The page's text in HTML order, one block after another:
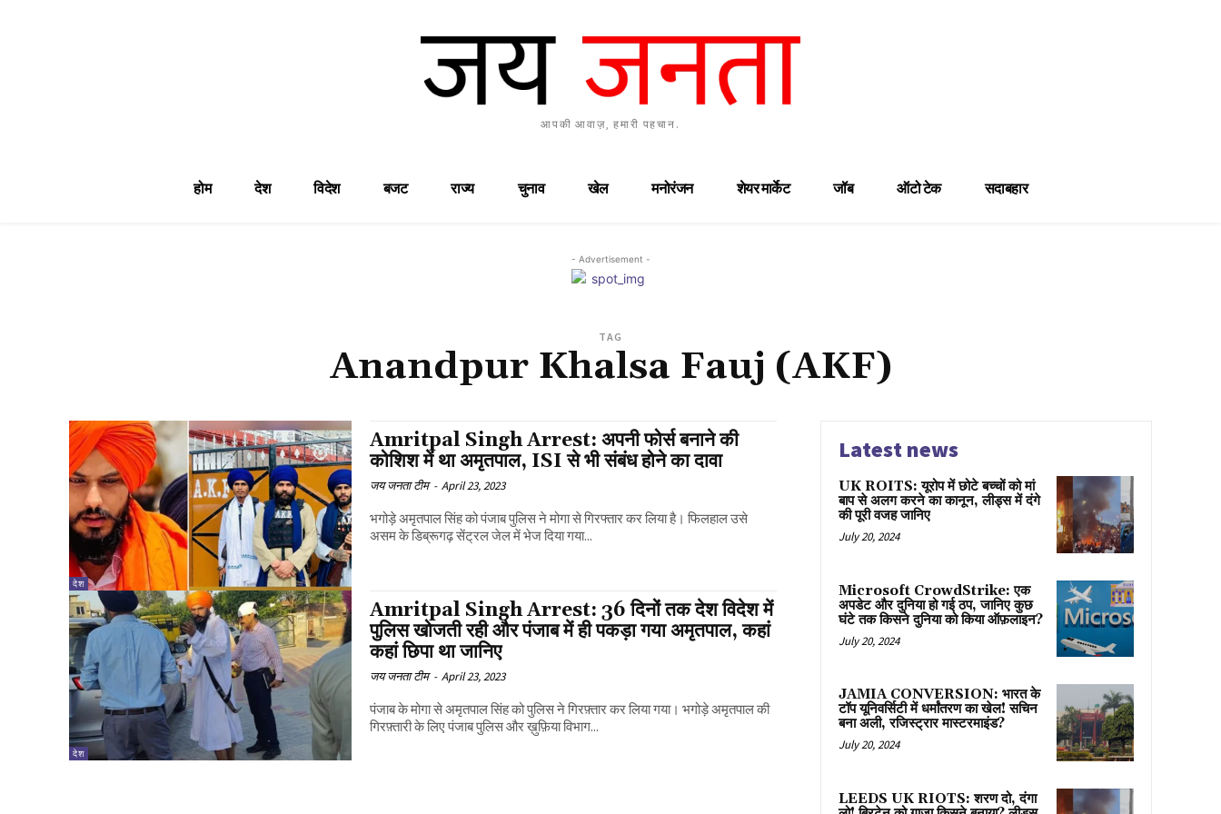
आपकी आवाज़, हमारी पहचान.
होम देश विदेश बजट राज्य चुनाव खेल मनोरंजन शेयर मार्केट जॉब ऑटो टेक सदाबहार
- Advertisement -
TAG
Anandpur Khalsa Fauj (AKF)
देश
Amritpal Singh Arrest: अपनी फोर्स बनाने की
कोशिश में था अमृतपाल, ISI से भी संबंध होने का दावा
जय जनता टीम - April 23, 2023
भगोड़े अमृतपाल सिंह को पंजाब पुलिस ने मोगा से गिरफ्तार कर लिया है। फिलहाल उसे
असम के डिब्रूगढ़ सेंट्रल जेल में भेज दिया गया...
देश
Amritpal Singh Arrest: 36 दिनों तक देश विदेश में
पुलिस खोजती रही और पंजाब में ही पकड़ा गया अमृतपाल, कहां
कहां छिपा था जानिए
जय जनता टीम - April 23, 2023
पंजाब के मोगा से अमृतपाल सिंह को पुलिस ने गिरफ़्तार कर लिया गया। भगोड़े अमृतपाल की
गिरफ़्तारी के लिए पंजाब पुलिस और ख़ुफ़िया विभाग...
Latest news
UK ROITS: यूरोप में छोटे बच्चों को मां
बाप से अलग करने का कानून, लीड्स में दंगे
की पूरी वजह जानिए
July 20, 2024
Microsoft CrowdStrike: एक
अपडेट और दुनिया हो गई ठप, जानिए कुछ
घंटे तक किसने दुनिया को किया ऑफ़लाइन?
July 20, 2024
JAMIA CONVERSION: भारत के
टॉप यूनिवर्सिटी में धर्मांतरण का खेल! सचिन
बना अली, रजिस्ट्रार मास्टरमाइंड?
July 20, 2024
LEEDS UK RIOTS: शरण दो, दंगा